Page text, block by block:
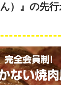
ん）』の先